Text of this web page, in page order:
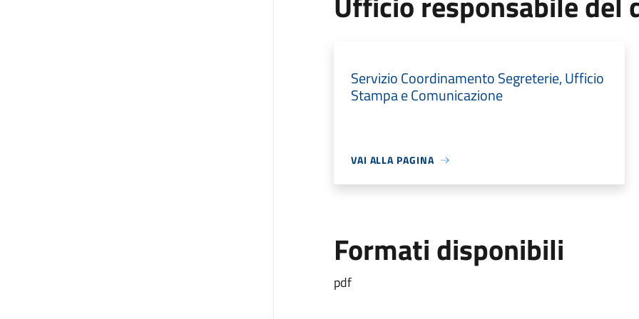
Servizio Coordinamento Segreterie, Ufficio
Stampa e Comunicazione
VAI ALLA PAGINA
Formati disponibili
pdf